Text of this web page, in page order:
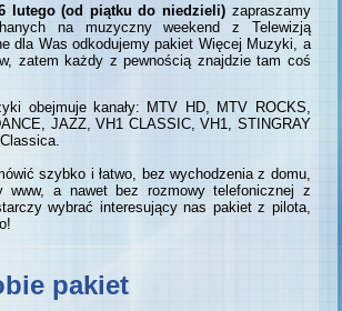
lutego (od piątku do niedzieli)zapraszamy
na muzyczny weekend z Telewizją
dla Was odkodujemy pakiet Więcej Muzyki, a
zatem każdy z pewnością znajdzie tam coś
obejmuje kanały: MTV HD, MTV ROCKS,
JAZZ, VH1 CLASSIC, VH1, STINGRAY
szybko i łatwo, bez wychodzenia z domu,
www, a nawet bez rozmowy telefonicznej z
wybrać interesujący nas pakiet z pilota,
pakiet